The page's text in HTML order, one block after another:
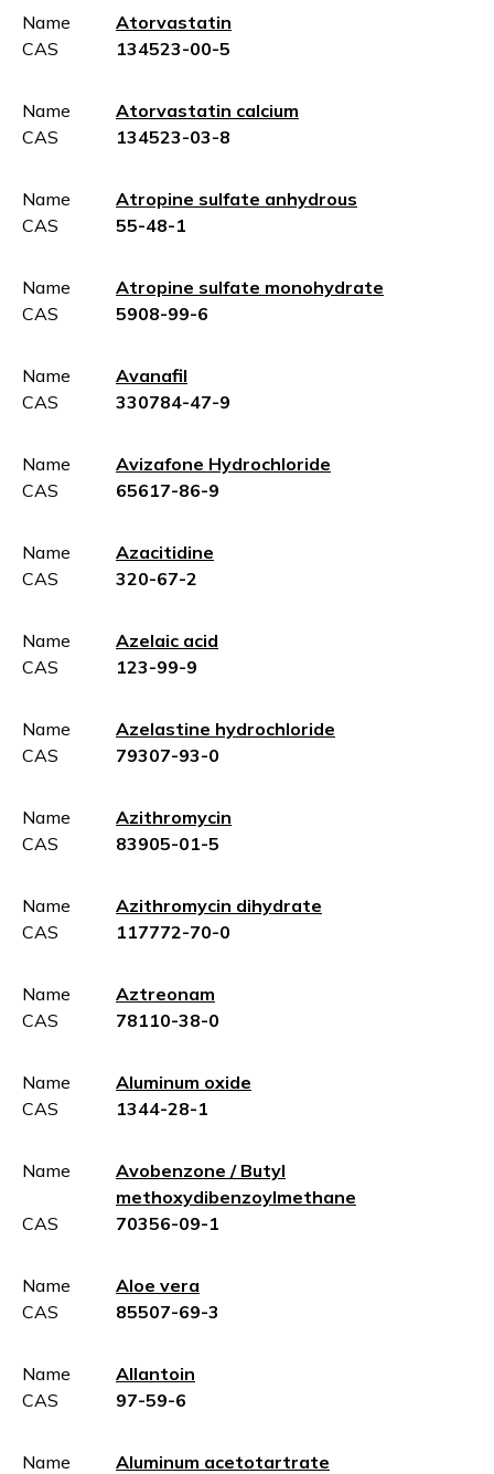
Name
Atorvastatin
CAS
134523-00-5
Name
Atorvastatin calcium
CAS
134523-03-8
Name
Atropine sulfate anhydrous
CAS
55-48-1
Name
Atropine sulfate monohydrate
CAS
5908-99-6
Name
Avanafil
CAS
330784-47-9
Name
Avizafone Hydrochloride
CAS
65617-86-9
Name
Azacitidine
CAS
320-67-2
Name
Azelaic acid
CAS
123-99-9
Name
Azelastine hydrochloride
CAS
79307-93-0
Name
Azithromycin
CAS
83905-01-5
Name
Azithromycin dihydrate
CAS
117772-70-0
Name
Aztreonam
CAS
78110-38-0
Name
Aluminum oxide
CAS
1344-28-1
Name
Avobenzone / Butyl
methoxydibenzoylmethane
CAS
70356-09-1
Name
Aloe vera
CAS
85507-69-3
Name
Allantoin
CAS
97-59-6
Name
Aluminum acetotartrate